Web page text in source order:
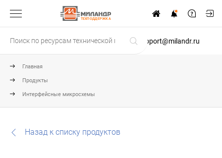
ТЕХПОДДЕРЖКА
support@milandr.ru
Главная
Продукты
Интерфейсные микросхемы
Назад к списку продуктов